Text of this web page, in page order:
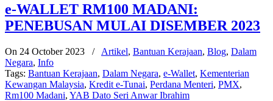
e-WALLET RM100 MADANI:
PENEBUSAN MULAI DISEMBER 2023
On 24 October 2023 / Artikel, Bantuan Kerajaan, Blog, Dalam
Negara, Info
Tags: Bantuan Kerajaan, Dalam Negara, e-Wallet, Kementerian
Kewangan Malaysia, Kredit e-Tunai, Perdana Menteri, PMX,
Rm100 Madani, YAB Dato Seri Anwar Ibrahim